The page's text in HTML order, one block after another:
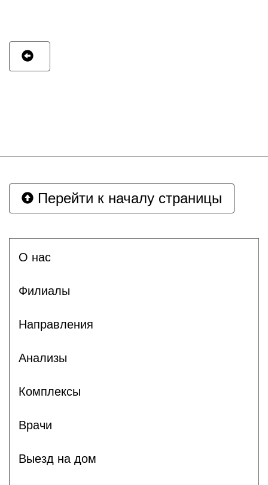
Перейти к началу страницы
О нас
Филиалы
Направления
Анализы
Комплексы
Врачи
Выезд на дом